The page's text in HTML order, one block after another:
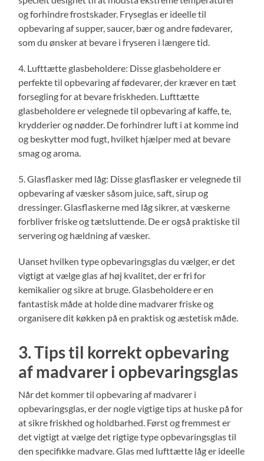
og forhindre frostskader. Fryseglas er ideelle til
opbevaring af supper, saucer, bær og andre fødevarer,
som du ønsker at bevare i fryseren i længere tid.
4. Lufttætte glasbeholdere: Disse glasbeholdere er
perfekte til opbevaring af fødevarer, der kræver en tæt
forsegling for at bevare friskheden. Lufttætte
glasbeholdere er velegnede til opbevaring af kaffe, te,
krydderier og nødder. De forhindrer luft i at komme ind
og beskytter mod fugt, hvilket hjælper med at bevare
smag og aroma.
5. Glasflasker med låg: Disse glasflasker er velegnede til
opbevaring af væsker såsom juice, saft, sirup og
dressinger. Glasflaskerne med låg sikrer, at væskerne
forbliver friske og tætsluttende. De er også praktiske til
servering og hældning af væsker.
Uanset hvilken type opbevaringsglas du vælger, er det
vigtigt at vælge glas af høj kvalitet, der er fri for
kemikalier og sikre at bruge. Glasbeholdere er en
fantastisk måde at holde dine madvarer friske og
organisere dit køkken på en praktisk og æstetisk måde.
3. Tips til korrekt opbevaring
af madvarer i opbevaringsglas
Når det kommer til opbevaring af madvarer i
opbevaringsglas, er der nogle vigtige tips at huske på for
at sikre friskhed og holdbarhed. Først og fremmest er
det vigtigt at vælge det rigtige type opbevaringsglas til
den specifikke madvare. Glas med lufttætte låg er ideelle